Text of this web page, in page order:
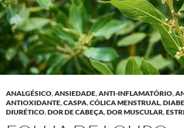
ANALGÉSICO,ANSIEDADE,ANTI-INFLAMATÓRIO,
ANTIOXIDANTE,CASPA,CÓLICA MENSTRUAL,
DIURÉTICO,DOR DE CABEÇA,DOR MUSCULAR,